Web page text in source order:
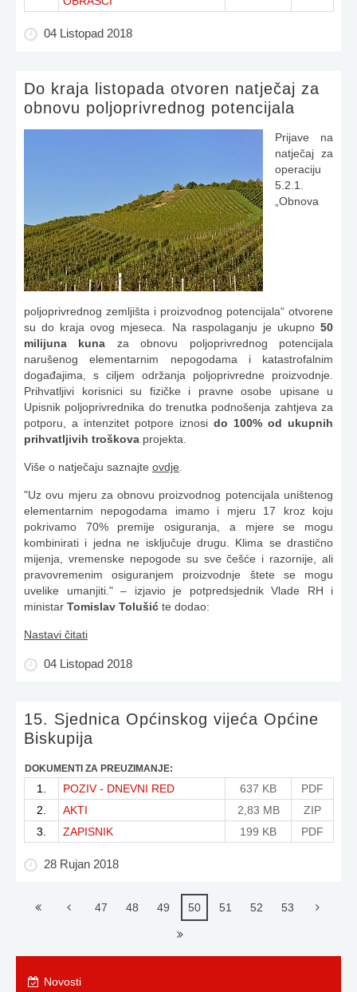
04 Listopad 2018
Do kraja listopada otvoren natječaj za
obnovu poljoprivrednog potencijala
Prijave na
natječaj za
operaciju
5.2.1.
„Obnova
poljoprivrednog zemljišta i proizvodnog potencijala“ otvorene
su do kraja ovog mjeseca. Na raspolaganju je ukupno 50
milijuna kuna za obnovu poljoprivrednog potencijala
narušenog elementarnim nepogodama i katastrofalnim
događajima, s ciljem održanja poljoprivredne proizvodnje.
Prihvatljivi korisnici su fizičke i pravne osobe upisane u
Upisnik poljoprivrednika do trenutka podnošenja zahtjeva za
potporu, a intenzitet potpore iznosi do 100% od ukupnih
prihvatljivih troškova projekta.
Više o natječaju saznajte ovdje
"Uz ovu mjeru za obnovu proizvodnog potencijala uništenog
elementarnim nepogodama imamo i mjeru 17 kroz koju
pokrivamo 70% premije osiguranja, a mjere se mogu
kombinirati i jedna ne isključuje drugu. Klima se drastično
mijenja, vremenske nepogode su sve češće i razornije, ali
pravovremenim osiguranjem proizvodnje štete se mogu
uvelike umanjiti." – izjavio je potpredsjednik Vlade RH i
ministar Tomislav Tolušić te dodao:
Nastavi čitati
04 Listopad 2018
15. Sjednica Općinskog vijeća Općine
Biskupija
DOKUMENTI ZA PREUZIMANJE:
1. POZIV - DNEVNI RED 637 KB
PDF
2.
AKTI 2,83 MB
ZIP
3.
ZAPISNIK 199 KB PDF
28 Rujan 2018
47 48 49 50 51 52 53
Novosti